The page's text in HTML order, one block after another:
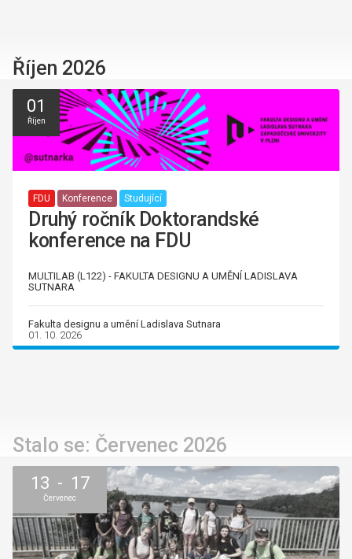
Říjen 2026
01
Říjen
FDU Konference Studující
Druhý ročník Doktorandské
konference na FDU
MULTILAB (L122) - FAKULTA DESIGNU A UMĚNÍ LADISLAVA
SUTNARA
Fakulta designu a umění Ladislava Sutnara
01. 10. 2026
Stalo se: Červenec 2026
13 - 17
Červenec